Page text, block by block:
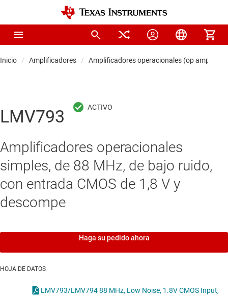
Inicio Amplificadores Amplificadores operacionales (op amps)
LMV793
Amplificadores operacionales
simples, de 88 MHz, de bajo ruido,
con entrada CMOS de 1,8 V y
descompe
Haga su pedido ahora
HOJA DE DATOS
LMV793/LMV794 88 MHz, Low Noise, 1.8V CMOS Input,